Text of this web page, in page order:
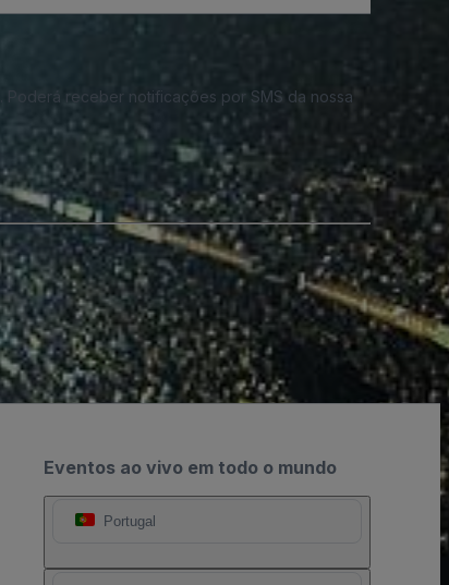
. Poderá receber notificações por SMS da nossa
Eventos ao vivo em todo o mundo
Portugal